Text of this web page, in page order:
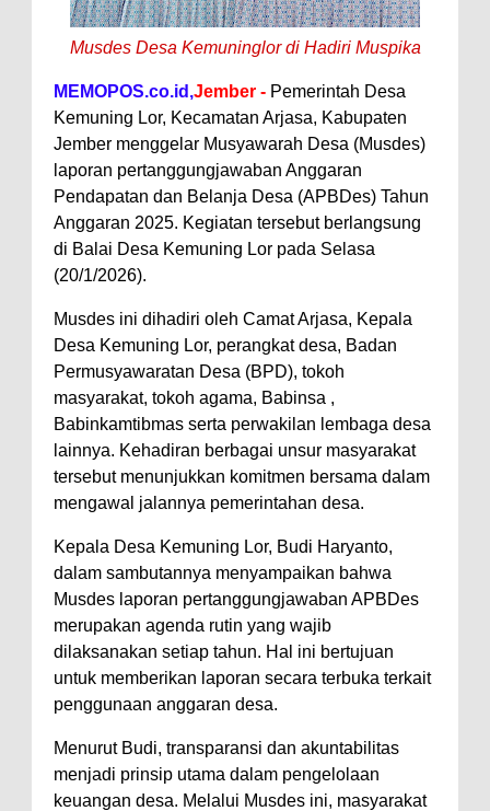
Musdes Desa Kemuninglor di Hadiri Muspika
MEMOPOS.co.id,Jember - Pemerintah Desa
Kemuning Lor, Kecamatan Arjasa, Kabupaten
Jember menggelar Musyawarah Desa (Musdes)
laporan pertanggungjawaban Anggaran
Pendapatan dan Belanja Desa (APBDes) Tahun
Anggaran 2025. Kegiatan tersebut berlangsung
di Balai Desa Kemuning Lor pada Selasa
(20/1/2026).
Musdes ini dihadiri oleh Camat Arjasa, Kepala
Desa Kemuning Lor, perangkat desa, Badan
Permusyawaratan Desa (BPD), tokoh
masyarakat, tokoh agama, Babinsa ,
Babinkamtibmas serta perwakilan lembaga desa
lainnya. Kehadiran berbagai unsur masyarakat
tersebut menunjukkan komitmen bersama dalam
mengawal jalannya pemerintahan desa.
Kepala Desa Kemuning Lor, Budi Haryanto,
dalam sambutannya menyampaikan bahwa
Musdes laporan pertanggungjawaban APBDes
merupakan agenda rutin yang wajib
dilaksanakan setiap tahun. Hal ini bertujuan
untuk memberikan laporan secara terbuka terkait
penggunaan anggaran desa.
Menurut Budi, transparansi dan akuntabilitas
menjadi prinsip utama dalam pengelolaan
keuangan desa. Melalui Musdes ini, masyarakat